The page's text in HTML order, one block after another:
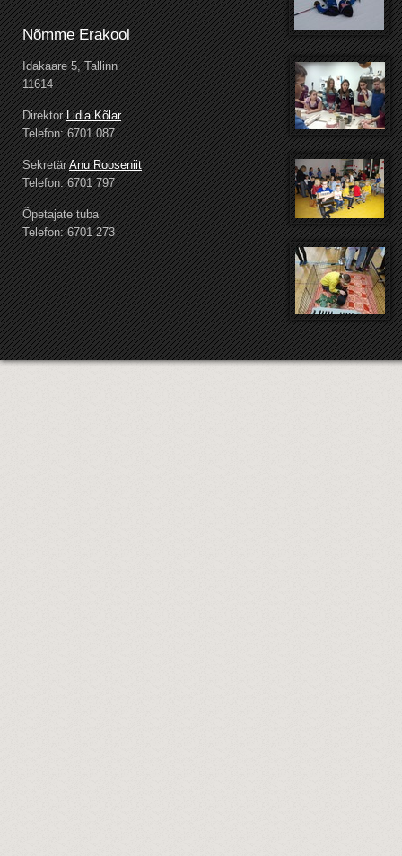
Nõmme Erakool
Idakaare 5, Tallinn
11614
DirektorLidia Kõlar
Telefon: 6701 087
SekretärAnu Rooseniit
Telefon: 6701 797
Õpetajate tuba
Telefon: 6701 273